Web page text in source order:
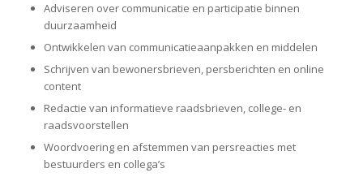
Adviseren over communicatie en participatie binnen
duurzaamheid
Ontwikkelen van communicatieaanpakken en middelen
Schrijven van bewonersbrieven, persberichten en online
content
Redactie van informatieve raadsbrieven, college- en
raadsvoorstellen
Woordvoering en afstemmen van persreacties met
bestuurders en collega’s